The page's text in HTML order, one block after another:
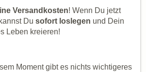
Versandkosten! Wenn Du jetzt
Du sofort loslegen und Dein
Leben kreieren!
Moment gibt es nichts wichtigeres